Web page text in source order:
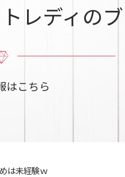
レディの
はこちら
は未経験ｗ